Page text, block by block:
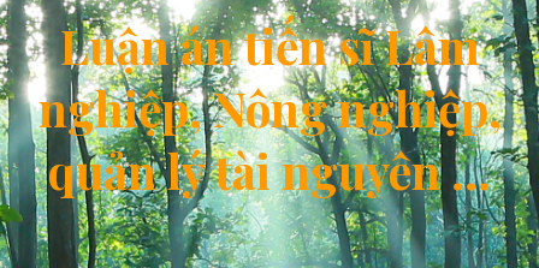
Luận án tiến sĩ Lâm
nghiệp, Nông nghiệp,
quản lý tài nguyên ...